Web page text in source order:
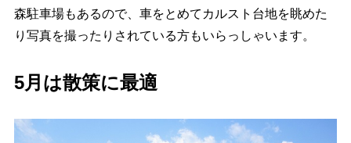
森駐車場もあるので、車をとめてカルスト台地を眺めた
り写真を撮ったりされている方もいらっしゃいます。
5月は散策に最適